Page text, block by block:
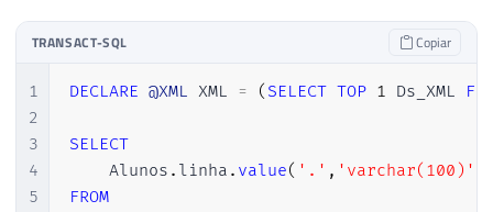
TRANSACT-SQL Copiar
1
2
3
4
5
DECLARE @XML XML = ( SELECT TOP 1 Ds_XML
SELECT
    Alunos
. linha . value( '.' , 'varchar(100)'
FROM